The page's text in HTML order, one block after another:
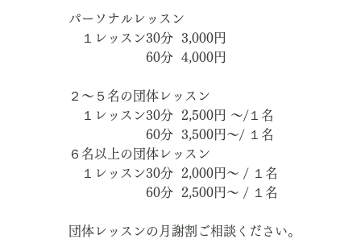
パーソナルレッスン
１レッスン30分  3,000円
60分  4,000円
２～５名の団体レッスン
１レッスン30分  2,500円 ～/１名
60分  3,500円～/ １名
６名以上の団体レッスン
１レッスン30分  2,000円～ / １名
60分  2,500円～ / １名
団体レッスンの月謝割ご相談ください。